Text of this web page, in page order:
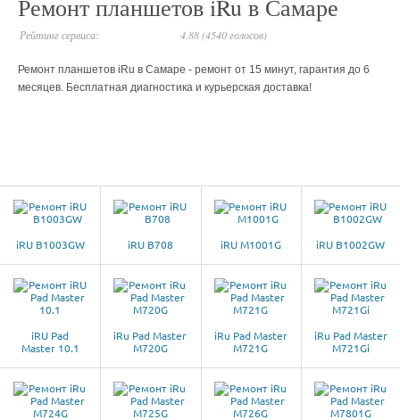
Ремонт планшетов iRu в Самаре
Рейтинг сервиса: 4.88 (4540 голосов)
Ремонт планшетов iRu в Самаре - ремонт от 15 минут, гарантия до 6
месяцев. Бесплатная диагностика и курьерская доставка!
iRU B1003GW iRU B708 iRU M1001G iRU B1002GW
iRU Pad
Master 10.1
iRu Pad Master
M720G
iRu Pad Master
M721G
iRu Pad Master
M721Gi